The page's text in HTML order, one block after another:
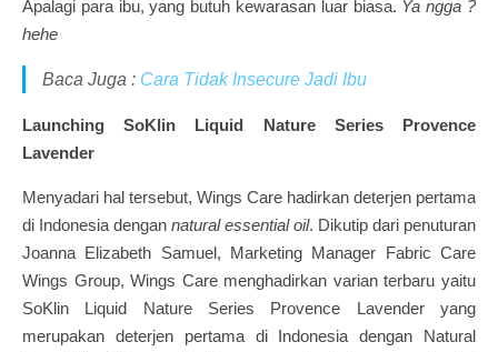
Apalagi para ibu, yang butuh kewarasan luar biasa. Ya ngga ?
hehe
Baca Juga : Cara Tidak Insecure Jadi Ibu
Launching SoKlin Liquid Nature Series Provence
Lavender
Menyadari hal tersebut, Wings Care hadirkan deterjen pertama
di Indonesia dengan natural essential oil. Dikutip dari penuturan
Joanna Elizabeth Samuel, Marketing Manager Fabric Care
Wings Group, Wings Care menghadirkan varian terbaru yaitu
SoKlin Liquid Nature Series Provence Lavender yang
merupakan deterjen pertama di Indonesia dengan Natural